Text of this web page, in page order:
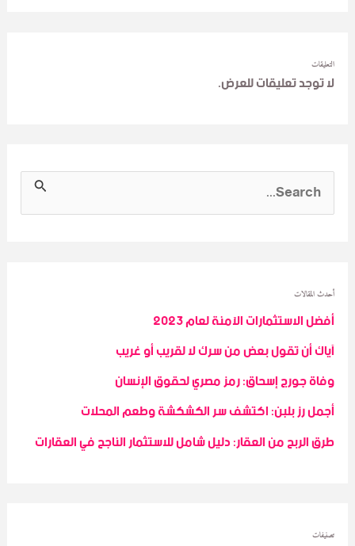
التعليقات
لا توجد تعليقات للعرض.
e
c
h
f
o
r
:
أحدث المقالات
أفضل الاستثمارات الآمنة لعام 2023
آياك أن تقول بعض من سرك لا لقريب أو غريب
وفاة جورج إسحاق: رمز مصري لحقوق الإنسان
أجمل رز بلبن: اكتشف سر الكشكشة وطعم المحلات
طرق الربح من العقار: دليل شامل للاستثمار الناجح في العقارات
تصنيفات